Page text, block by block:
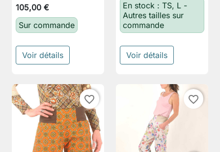
105,00 €
Sur commande
Voir détails
En stock : TS, L -
Autres tailles sur
commande
Voir détails
favorite_border favorite_border